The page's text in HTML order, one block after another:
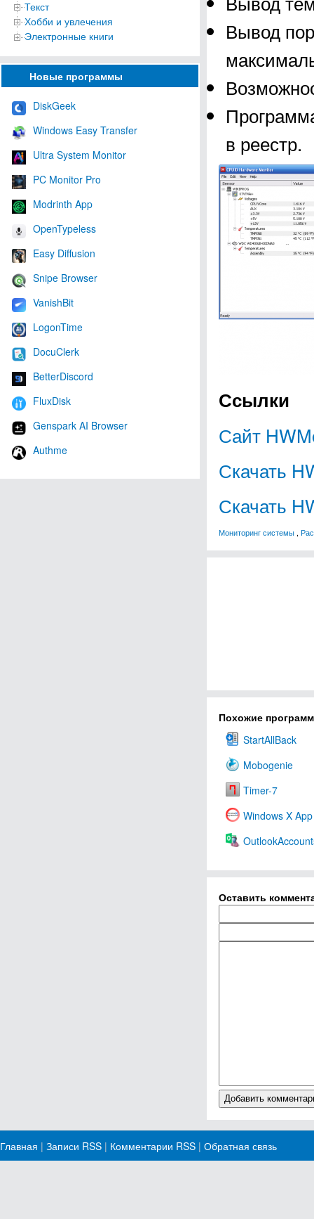
Текст
Хобби и увлечения
Электронные книги
Новые программы
DiskGeek
Windows Easy Transfer
Ultra System Monitor
PC Monitor Pro
Modrinth App
OpenTypeless
Easy Diffusion
Snipe Browser
VanishBit
LogonTime
DocuClerk
BetterDiscord
FluxDisk
Genspark AI Browser
Authme
Вывод
в реестр.
Ссылки
Сайт
Скачать
Скачать
Мониторинг системы ,
Похожие
StartAllBack
Mobogenie
Timer-7
Windows X
Оставить
Главная | Записи RSS | Комментарии RSS | Обратная связь